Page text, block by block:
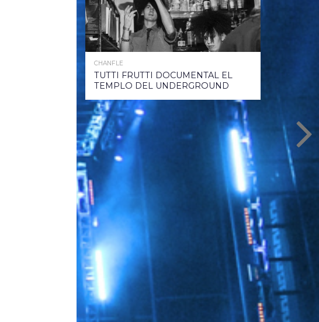
CHANFLE
TUTTI FRUTTI DOCUMENTAL EL
TEMPLO DEL UNDERGROUND